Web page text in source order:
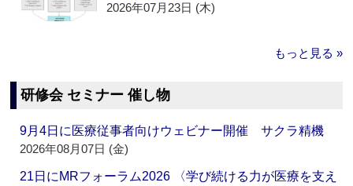
2026年07月23日 (木)
もっと見る »
研修会 セミナー 催し物
9月4日に医療従事者向けウェビナー開催 サクラ精機
2026年08月07日 (金)
21日にMRフォーラム2026 〈学び続ける力が医療を支え